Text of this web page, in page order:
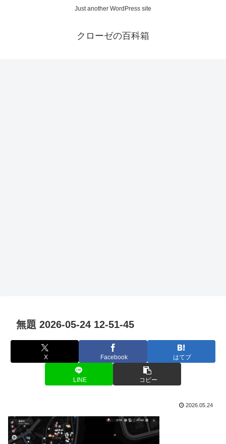
Just another WordPress site
クローゼの百科箱
無題 2026-05-24 12-51-45
X Facebook はてブ
LINE コピー
2026.05.24